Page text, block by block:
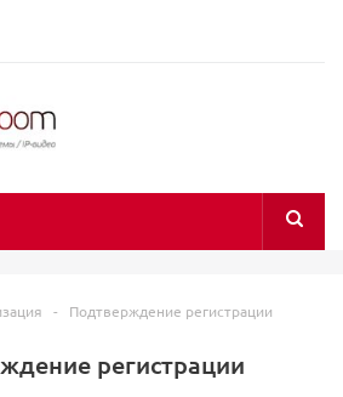
- Подтверждение регистрации
регистрации